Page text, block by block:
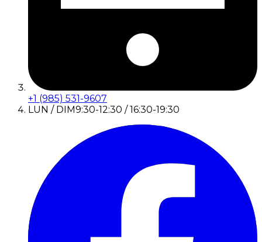
+1 (985) 531-9607
LUN / DIM9:30-12:30 / 16:30-19:30